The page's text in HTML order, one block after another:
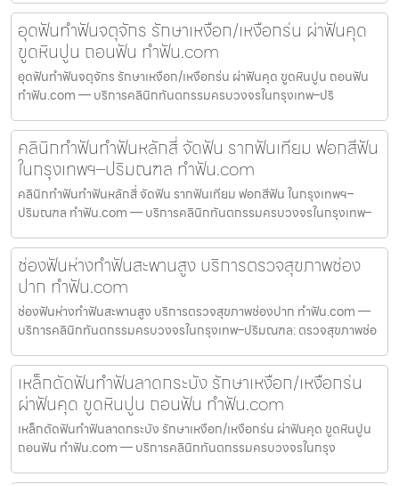
อุดฟันทำฟันจตุจักร รักษาเหงือก/เหงือกร่น ผ่าฟันคุด
ขูดหินปูน ถอนฟัน ทำฟัน.com
อุดฟันทำฟันจตุจักร รักษาเหงือก/เหงือกร่น ผ่าฟันคุด ขูดหินปูน ถอนฟัน
ทำฟัน.com — บริการคลินิกทันตกรรมครบวงจรในกรุงเทพ–ปริ
คลินิกทำฟันทำฟันหลักสี่ จัดฟัน รากฟันเทียม ฟอกสีฟัน
ในกรุงเทพฯ–ปริมณฑล ทำฟัน.com
คลินิกทำฟันทำฟันหลักสี่ จัดฟัน รากฟันเทียม ฟอกสีฟัน ในกรุงเทพฯ–
ปริมณฑล ทำฟัน.com — บริการคลินิกทันตกรรมครบวงจรในกรุงเทพ–
ช่องฟันห่างทำฟันสะพานสูง บริการตรวจสุขภาพช่อง
ปาก ทำฟัน.com
ช่องฟันห่างทำฟันสะพานสูง บริการตรวจสุขภาพช่องปาก ทำฟัน.com —
บริการคลินิกทันตกรรมครบวงจรในกรุงเทพ–ปริมณฑล: ตรวจสุขภาพช่อ
เหล็กดัดฟันทำฟันลาดกระบัง รักษาเหงือก/เหงือกร่น
ผ่าฟันคุด ขูดหินปูน ถอนฟัน ทำฟัน.com
เหล็กดัดฟันทำฟันลาดกระบัง รักษาเหงือก/เหงือกร่น ผ่าฟันคุด ขูดหินปูน
ถอนฟัน ทำฟัน.com — บริการคลินิกทันตกรรมครบวงจรในกรุง